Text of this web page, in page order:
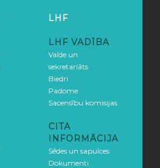
LHF
LHF VADĪBA
Valde un
sekretariāts
Biedri
Padome
Sacensību komisijas
CITA
INFORMĀCIJA
Sēdes un sapulces
Dokumenti